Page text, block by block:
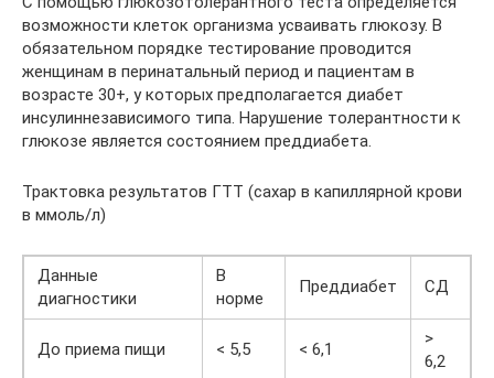
возможности клеток организма усваивать глюкозу. В
обязательном порядке тестирование проводится
женщинам в перинатальный период и пациентам в
возрасте 30+, у которых предполагается диабет
инсулиннезависимого типа. Нарушение толерантности к
глюкозе является состоянием преддиабета.
Трактовка результатов ГТТ (сахар в капиллярной крови
в ммоль/л)
Данные
диагностики
В
норме
Преддиабет СД
До приема пищи < 5,5 < 6,1
>
6,2